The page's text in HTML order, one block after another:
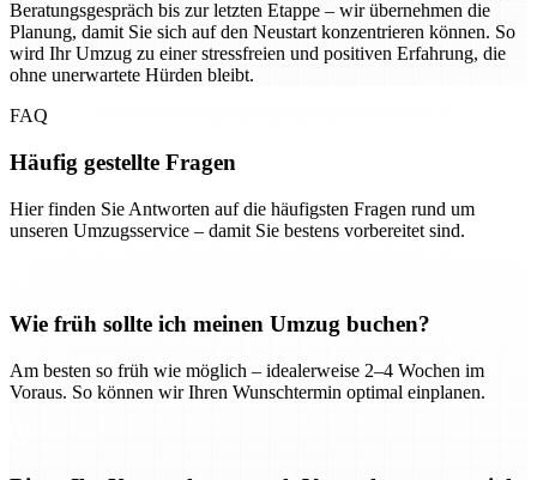
Beratungsgespräch bis zur letzten Etappe – wir übernehmen die
Planung, damit Sie sich auf den Neustart konzentrieren können. So
wird Ihr Umzug zu einer stressfreien und positiven Erfahrung, die
ohne unerwartete Hürden bleibt.
FAQ
Häufig gestellte Fragen
Hier finden Sie Antworten auf die häufigsten Fragen rund um
unseren Umzugsservice – damit Sie bestens vorbereitet sind.
Wie früh sollte ich meinen Umzug buchen?
Am besten so früh wie möglich – idealerweise 2–4 Wochen im
Voraus. So können wir Ihren Wunschtermin optimal einplanen.